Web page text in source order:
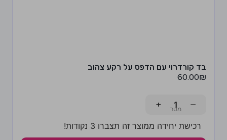
בד קורדרוי עם הדפס על רקע צהוב
60.00₪
−
+
רכישת יחידה ממוצר זה תצברו 3 נקודות!